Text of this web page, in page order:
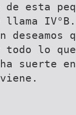
esta
deseamos
todo lo
suerte